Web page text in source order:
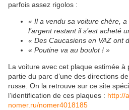
parfois assez rigolos :
« Il a vendu sa voiture chère,
l’argent restant il s’est acheté
« Des Caucasiens en VAZ ont
« Poutine va au boulot ! »
La voiture avec cet plaque estimée à
partie du parc d’une des directions
russe. On la retrouve sur ce site
l’identification de ces plaques : http://
nomer.ru/nomer4018185